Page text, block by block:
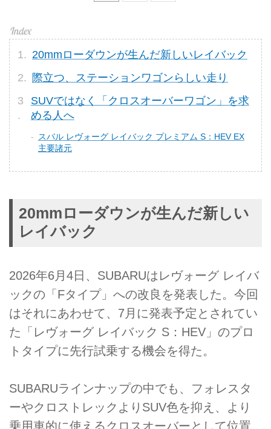
20mmローダウンが生んだ新しいレイバック
際立つ、ステーションワゴンらしい走り
SUVではなく「クロスオーバーワゴン」を求
める人へ
スバル レヴォーグ レイバック プレミアム S：HEV EX
主要諸元
20mmローダウンが生んだ新しい
レイバック
2026年6月4日、SUBARUはレヴォーグ レイバ
ックの「Fタイプ」への改良を発表した。今回
はそれにあわせて、7月に発表予定とされてい
た「レヴォーグ レイバック S：HEV」のプロ
トタイプに先行試乗する機会を得た。
SUBARUラインナップの中でも、フォレスタ
ーやクロストレックよりSUV色を抑え、より
乗用車的に使えるクロスオーバーとして位置